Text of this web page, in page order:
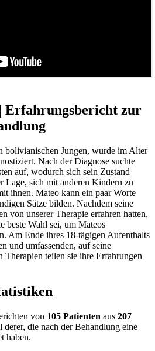
Erfahrungsbericht zur
bolivianischen Jungen, wurde im Alter
Nach der Diagnose suchte
auf, wodurch sich sein Zustand
Lage, sich mit anderen Kindern zu
ihnen. Mateo kann ein paar Worte
Sätze bilden. Nachdem seine
von unserer Therapie erfahren hatten,
beste Wahl sei, um Mateos
Am Ende ihres 18-tägigen Aufenthalts
und umfassenden, auf seine
Therapien teilen sie ihre Erfahrungen
von 105 Patienten aus 207
derer, die nach der Behandlung eine
haben.